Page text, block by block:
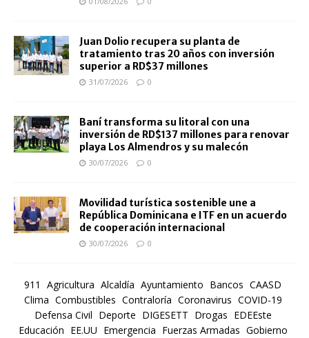
Juan Dolio recupera su planta de
tratamiento tras 20 años con inversión
superior a RD$37 millones
31/07/2026 0
Baní transforma su litoral con una
inversión de RD$137 millones para renovar
playa Los Almendros y su malecón
30/07/2026 0
Movilidad turística sostenible une a
República Dominicana e ITF en un acuerdo
de cooperación internacional
30/07/2026 0
911 Agricultura Alcaldía Ayuntamiento Bancos CAASD
Clima Combustibles Contraloría Coronavirus COVID-19
Defensa Civil Deporte DIGESETT Drogas EDEEste
Educación EE.UU Emergencia Fuerzas Armadas Gobierno